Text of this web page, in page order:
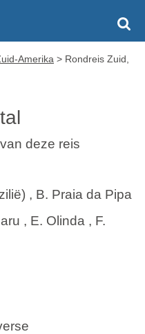
Amerika > Rondreis Zuid,
, B. Praia da Pipa
, E. Olinda , F.